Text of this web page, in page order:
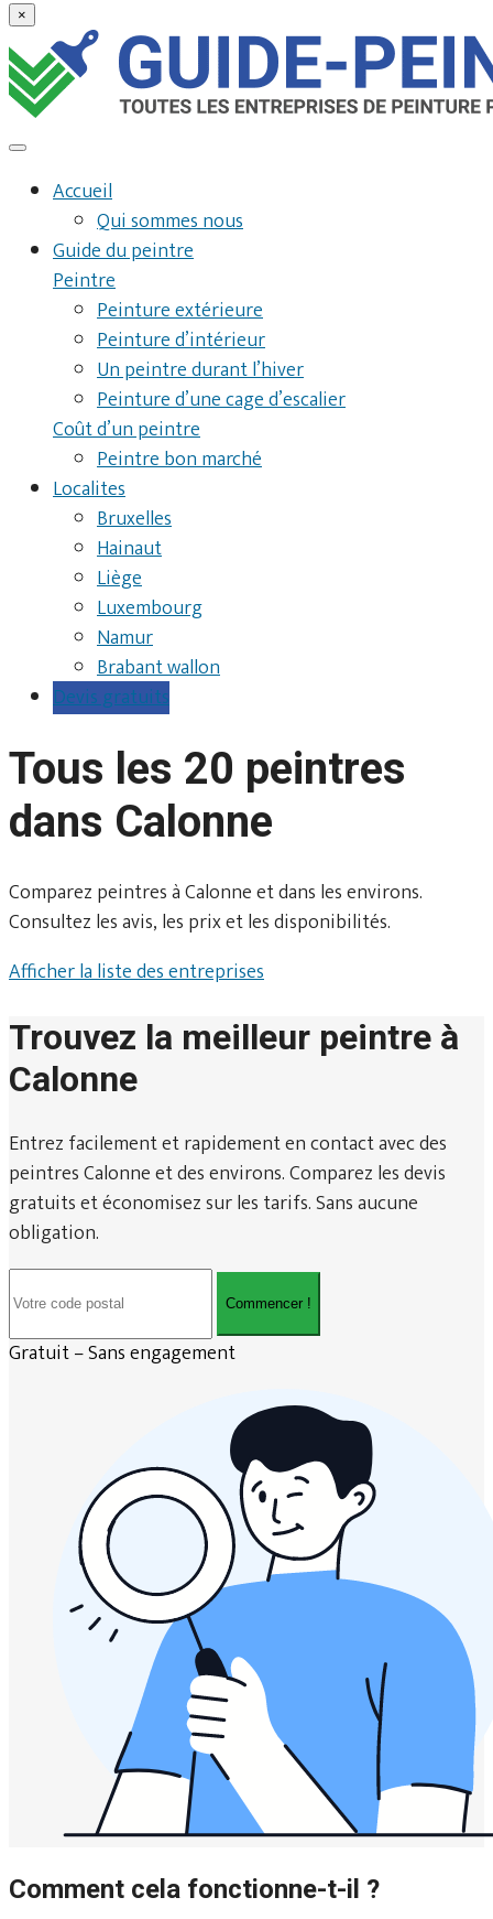
×
Accueil
Qui sommes nous
Guide du peintre
Peintre
Peinture extérieure
Peinture d’intérieur
Un peintre durant l’hiver
Peinture d’une cage d’escalier
Coût d’un peintre
Peintre bon marché
Localites
Bruxelles
Hainaut
Liège
Luxembourg
Namur
Brabant wallon
Devis gratuits
Tous les 20 peintres
dans Calonne
Comparez peintres à Calonne et dans les environs.
Consultez les avis, les prix et les disponibilités.
Afficher la liste des entreprises
Trouvez la meilleur peintre à
Calonne
Entrez facilement et rapidement en contact avec des
peintres Calonne et des environs. Comparez les devis
gratuits et économisez sur les tarifs. Sans aucune
obligation.
Commencer !
Gratuit – Sans engagement
Comment cela fonctionne-t-il ?